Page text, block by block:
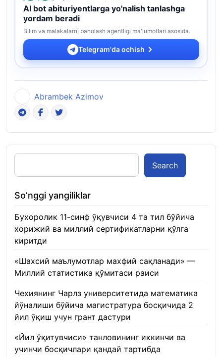
AI bot abituriyentlarga yo'nalish tanlashga
yordam beradi
Bilim va malakalarni baholash agentligi ma'lumotlari asosida.
Telegram'da ochish
Abrambek Azimov
Search
So’nggi yangiliklar
Бухоролик 11-синф ўқувчиси 4 та тил бўйича
хорижий ва миллий сертификатларни қўлга
киритди
«Шахсий маълумотлар махфий сақланади» —
Миллий статистика қўмитаси раиси
Чехиянинг Чарлз университетида математика
йўналиши бўйича магистратура босқичида 2
йил ўқиш учун грант дастури
«Йил ўқитувчиси» танловининг иккинчи ва
учинчи босқичлари қандай тартибда